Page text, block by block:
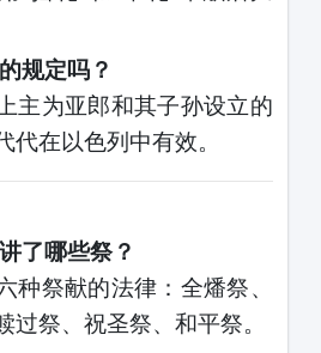
规定吗？
主为亚郎和其子孙设立的
代在以色列中有效。
了哪些祭？
种祭献的法律：全燔祭、
过祭、祝圣祭、和平祭。